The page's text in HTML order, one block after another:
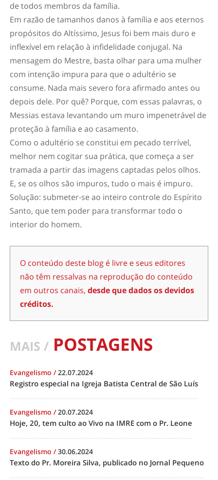
de todos membros da família.
Em razão de tamanhos danos à família e aos eternos
propósitos do Altíssimo, Jesus foi bem mais duro e
inflexível em relação à infidelidade conjugal. Na
mensagem do Mestre, basta olhar para uma mulher
com intenção impura para que o adultério se
consume. Nada mais severo fora afirmado antes ou
depois dele. Por quê? Porque, com essas palavras, o
Messias estava levantando um muro impenetrável de
proteção à família e ao casamento.
Como o adultério se constitui em pecado terrível,
melhor nem cogitar sua prática, que começa a ser
tramada a partir das imagens captadas pelos olhos.
E, se os olhos são impuros, tudo o mais é impuro.
Solução: submeter-se ao inteiro controle do Espírito
Santo, que tem poder para transformar todo o
interior do homem.
O conteúdo deste blog é livre e seus editores
não têm ressalvas na reprodução do conteúdo
em outros canais, desde que dados os devidos
créditos.
MAIS / POSTAGENS
Evangelismo /22.07.2024
Registro especial na Igreja Batista Central de São Luís
Evangelismo /20.07.2024
Hoje, 20, tem culto ao Vivo na IMRE com o Pr. Leone
Evangelismo /30.06.2024
Texto do Pr. Moreira Silva, publicado no Jornal Pequeno